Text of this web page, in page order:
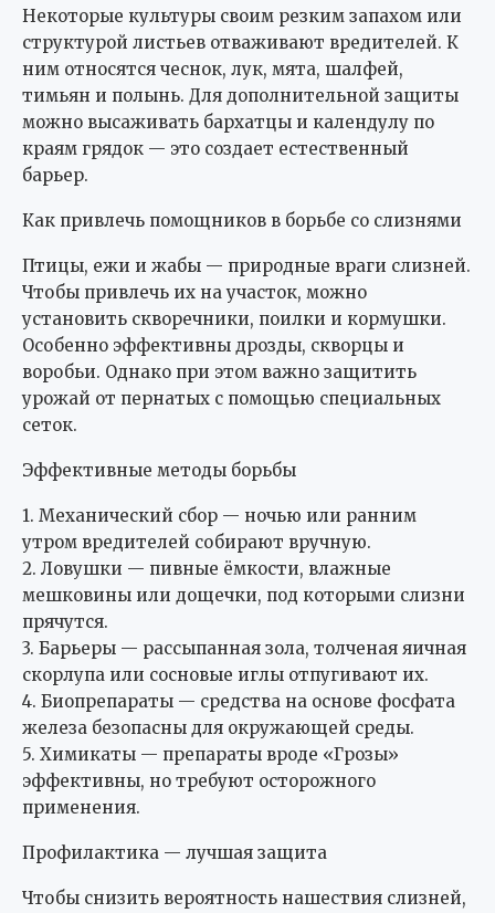
Некоторые культуры своим резким запахом или
структурой листьев отваживают вредителей. К
ним относятся чеснок, лук, мята, шалфей,
тимьян и полынь. Для дополнительной защиты
можно высаживать бархатцы и календулу по
краям грядок — это создает естественный
барьер.
Как привлечь помощников в борьбе со слизнями
Птицы, ежи и жабы — природные враги слизней.
Чтобы привлечь их на участок, можно
установить скворечники, поилки и кормушки.
Особенно эффективны дрозды, скворцы и
воробьи. Однако при этом важно защитить
урожай от пернатых с помощью специальных
сеток.
Эффективные методы борьбы
1. Механический сбор — ночью или ранним
утром вредителей собирают вручную.
2. Ловушки — пивные ёмкости, влажные
мешковины или дощечки, под которыми слизни
прячутся.
3. Барьеры — рассыпанная зола, толченая яичная
скорлупа или сосновые иглы отпугивают их.
4. Биопрепараты — средства на основе фосфата
железа безопасны для окружающей среды.
5. Химикаты — препараты вроде «Грозы»
эффективны, но требуют осторожного
применения.
Профилактика — лучшая защита
Чтобы снизить вероятность нашествия слизней,